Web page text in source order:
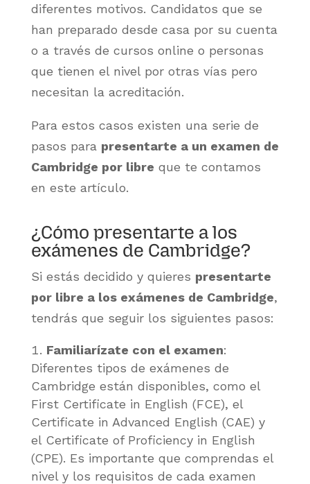
diferentes motivos. Candidatos que se
han preparado desde casa por su cuenta
o a través de cursos online o personas
que tienen el nivel por otras vías pero
necesitan la acreditación.
Para estos casos existen una serie de
pasos para presentarte a un examen de
Cambridge por libre que te contamos
en este artículo.
¿Cómo presentarte a los
exámenes de Cambridge?
Si estás decidido y quieres presentarte
por libre a los exámenes de Cambridge,
tendrás que seguir los siguientes pasos:
Familiarízate con el examen:
Diferentes tipos de exámenes de
Cambridge están disponibles, como el
First Certificate in English (FCE), el
Certificate in Advanced English (CAE) y
el Certificate of Proficiency in English
(CPE). Es importante que comprendas el
nivel y los requisitos de cada examen